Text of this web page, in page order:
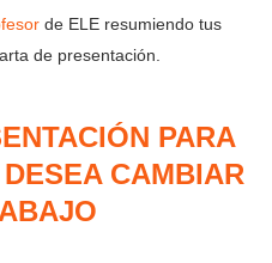
de ELE resumiendo tus
de presentación.
PARA
CAMBIAR